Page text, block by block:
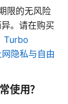
限的无风险
。请在购买
Turbo
隐私与自由
使用？